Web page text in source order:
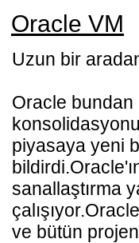
Oracle VM
Uzun bir
Oracle bundan
piyasaya yeni
sanallaştırma
ve bütün